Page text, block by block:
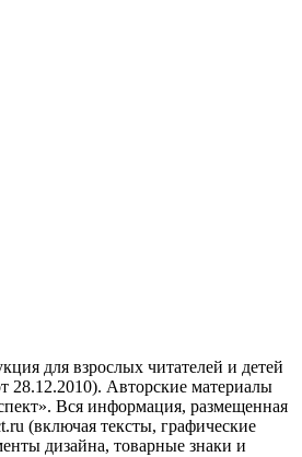
для взрослых читателей и детей
28.12.2010). Авторские материалы
Вся информация, размещенная
(включая тексты, графические
дизайна, товарные знаки и